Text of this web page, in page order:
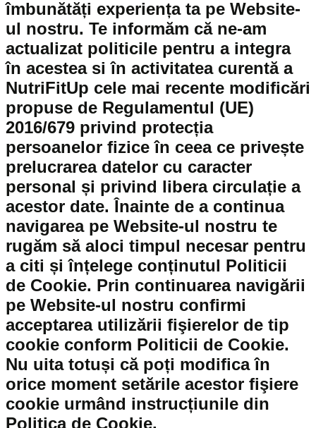
îmbunătăți experiența ta pe Website-
ul nostru. Te informăm că ne-am
actualizat politicile pentru a integra
în acestea si în activitatea curentă a
NutriFitUp cele mai recente modificări
propuse de Regulamentul (UE)
2016/679 privind protecția
persoanelor fizice în ceea ce privește
prelucrarea datelor cu caracter
personal și privind libera circulație a
acestor date. Înainte de a continua
navigarea pe Website-ul nostru te
rugăm să aloci timpul necesar pentru
a citi și înțelege conținutul Politicii
de Cookie. Prin continuarea navigării
pe Website-ul nostru confirmi
acceptarea utilizării fişierelor de tip
cookie conform Politicii de Cookie.
Nu uita totuși că poți modifica în
orice moment setările acestor fişiere
cookie urmând instrucțiunile din
Politica de Cookie.